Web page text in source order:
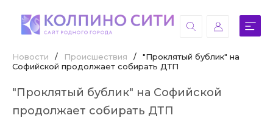
Новости / Происшествия /
"Проклятый бублик" на
Софийской продолжает собирать ДТП
"Проклятый бублик" на Софийской
продолжает собирать ДТП